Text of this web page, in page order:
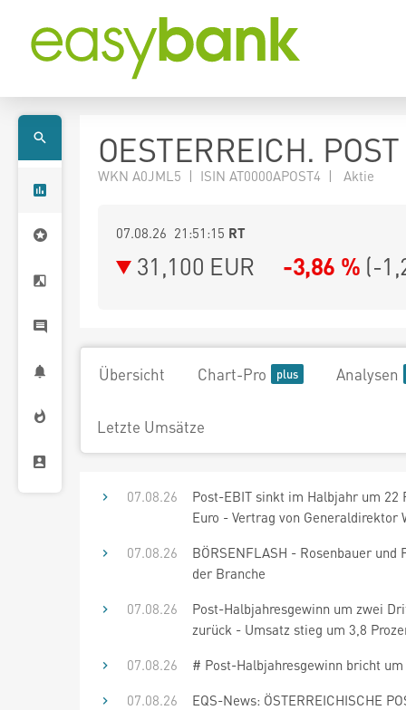
OESTERREICH.
WKN A0JML5 | ISIN AT0000APOST4 | Aktie
07.08.26 21:51:15 RT
31,100 EUR -3,86 % (-
Übersicht Chart-Pro Analysen
Letzte Umsätze
07.08.26
Post-EBIT sinkt im Halbjahr um 22
Euro - Vertrag von
07.08.26
BÖRSENFLASH - Rosenbauer
der Branche
07.08.26
Post-Halbjahresgewinn um zwei
zurück - Umsatz stieg um 3,8
07.08.26
# Post-Halbjahresgewinn bricht
07.08.26
EQS-News: ÖSTERREICHISCHE